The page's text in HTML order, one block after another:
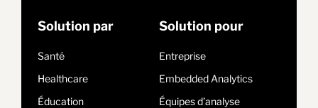
Solution par
Santé
Healthcare
Éducation
Solution pour
Entreprise
Embedded Analytics
Équipes d’analyse